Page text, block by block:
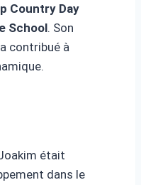
Country Day
School. Son
contribué à
était
dans le